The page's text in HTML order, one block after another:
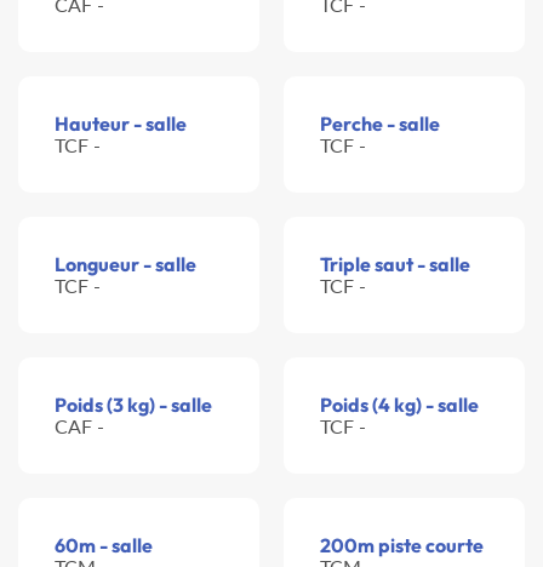
Hauteur - salle
TCF -
Perche - salle
TCF -
Longueur - salle
TCF -
Triple saut - salle
TCF -
Poids (3 kg) - salle
CAF -
Poids (4 kg) - salle
TCF -
60m - salle 200m piste courte